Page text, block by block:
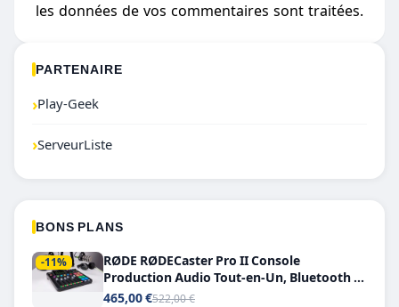
les données de vos commentaires sont traitées.
PARTENAIRE
›Play-Geek
›ServeurListe
BONS PLANS
-11%
RØDE RØDECaster Pro II Console
Production Audio Tout-en-Un, Bluetooth et
Double USB-C
465,00 €522,00 €